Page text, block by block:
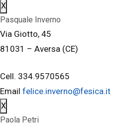
X
Pasquale Inverno
Via Giotto, 45
81031 – Aversa (CE)
Cell. 334.9570565
Email felice.inverno@fesica.it
X
Paola Petri